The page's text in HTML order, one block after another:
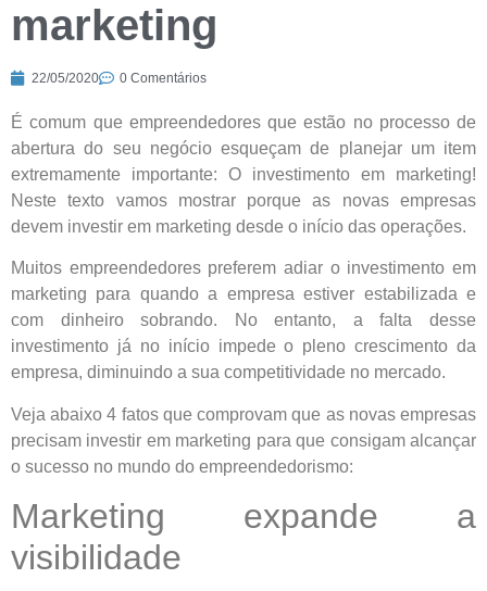
marketing
22/05/2020 0 Comentários
É comum que empreendedores que estão no processo de
abertura do seu negócio esqueçam de planejar um item
extremamente importante: O investimento em marketing!
Neste texto vamos mostrar porque as novas empresas
devem investir em marketing desde o início das operações.
Muitos empreendedores preferem adiar o investimento em
marketing para quando a empresa estiver estabilizada e
com dinheiro sobrando. No entanto, a falta desse
investimento já no início impede o pleno crescimento da
empresa, diminuindo a sua competitividade no mercado.
Veja abaixo 4 fatos que comprovam que as novas empresas
precisam investir em marketing para que consigam alcançar
o sucesso no mundo do empreendedorismo:
Marketing expande a
visibilidade